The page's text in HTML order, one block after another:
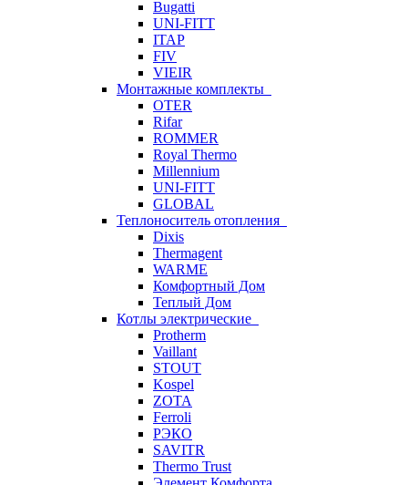
Bugatti
UNI-FITT
ITAP
FIV
VIEIR
Монтажные комплекты
OTER
Rifar
ROMMER
Royal Thermo
Millennium
UNI-FITT
GLOBAL
Теплоноситель отопления
Dixis
Thermagent
WARME
Комфортный Дом
Теплый Дом
Котлы электрические
Protherm
Vaillant
STOUT
Kospel
ZOTA
Ferroli
РЭКО
SAVITR
Thermo Trust